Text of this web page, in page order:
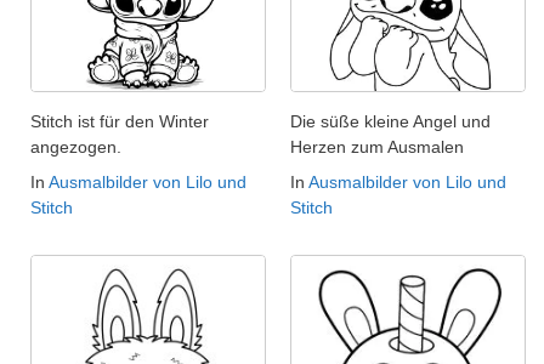
Stitch ist für den Winter
angezogen.
In Ausmalbilder von Lilo und
Stitch
Die süße kleine Angel und
Herzen zum Ausmalen
In Ausmalbilder von Lilo und
Stitch